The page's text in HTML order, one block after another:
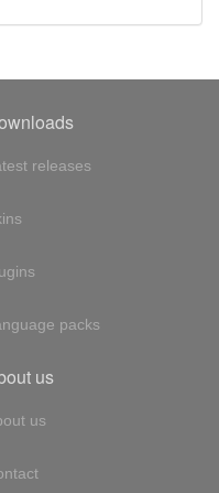
releases
packs
us
us